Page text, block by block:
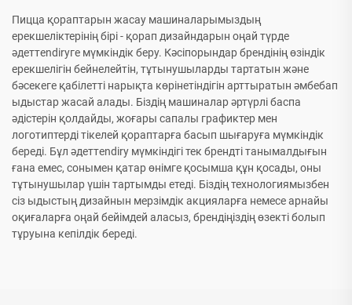
Пицца қораптарын жасау машиналарымыздың
ерекшеліктерінің бірі - қорап дизайндарын оңай түрде
әдеттendirуге мүмкіндік беру. Кәсіпорындар брендінің өзіндік
ерекшелігін бейнелейтін, тұтынушыларды тартатын және
бәсекеге қабілетті нарықта көрінетіндігін арттыратын әмбебап
ыдыстар жасай алады. Біздің машиналар әртүрлі баспа
әдістерін қолдайды, жоғары сапалы графиктер мен
логотиптерді тікелей қораптарға басып шығаруға мүмкіндік
береді. Бұл әдеттendirу мүмкіндігі тек брендті танымалдығын
ғана емес, сонымен қатар өнімге қосымша құн қосады, оны
тұтынушылар үшін тартымды етеді. Біздің технологиямызбен
сіз ыдыстың дизайнын мерзімдік акцияларға немесе арнайы
оқиғаларға оңай бейімдей аласыз, брендіңіздің өзекті болып
тұруына кепілдік береді.